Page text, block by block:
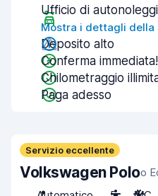
Ufficio di
Mostra i dettagli della
Deposito alto
Conferma immediata!
Chilometraggio
Paga adesso
Servizio eccellente
Volkswagen Poloo